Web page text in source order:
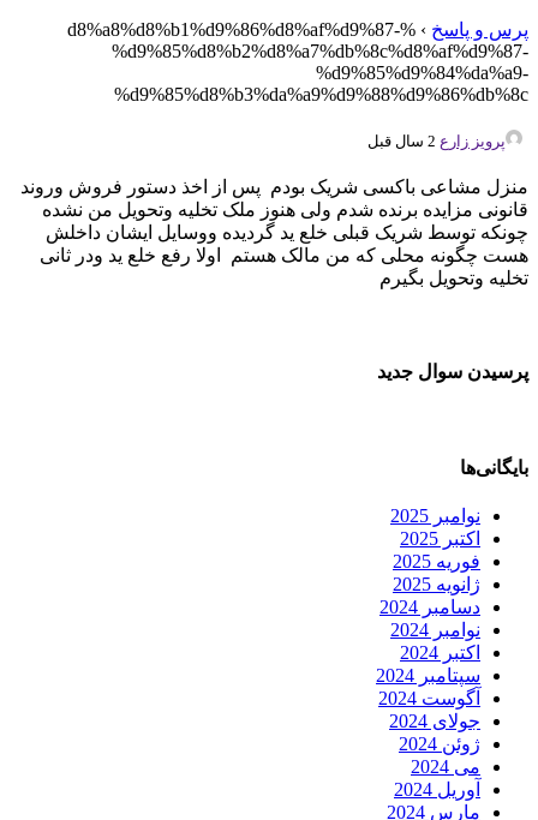
پرس و پاسخ ›
%d8%a8%d8%b1%d9%86%d8%af%d9%87-
%d9%85%d8%b2%d8%a7%db%8c%d8%af%d9%87-
%d9%85%d9%84%da%a9-
%d9%85%d8%b3%da%a9%d9%88%d9%86%db%8c
پرویز زارع
منزل مشاعی باکسی شریک بودم پس از اخذ دستور فروش وروند
قانونی مزایده برنده شدم ولی هنوز ملک تخلیه وتحویل من نشده
چونکه توسط شریک قبلی خلع ید گردیده ووسایل ایشان داخلش
هست چگونه محلی که من مالک هستم اولا رفع خلع ید ودر ثانی
تخلیه وتحویل بگیرم
پرسیدن سوال جدید
بایگانی‌ها
نوامبر 2025
اکتبر 2025
فوریه 2025
ژانویه 2025
دسامبر 2024
نوامبر 2024
اکتبر 2024
سپتامبر 2024
آگوست 2024
جولای 2024
ژوئن 2024
می 2024
آوریل 2024
مارس 2024